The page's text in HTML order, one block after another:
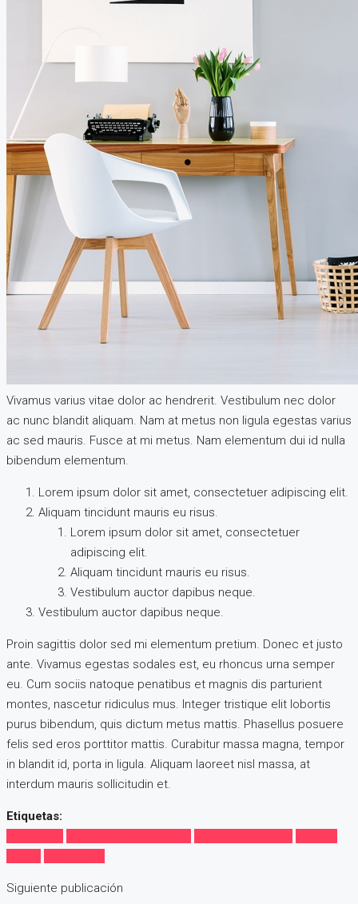
Vivamus varius vitae dolor ac hendrerit. Vestibulum nec dolor
ac nunc blandit aliquam. Nam at metus non ligula egestas varius
ac sed mauris. Fusce at mi metus. Nam elementum dui id nulla
bibendum elementum.
Lorem ipsum dolor sit amet, consectetuer adipiscing elit.
Aliquam tincidunt mauris eu risus.
Lorem ipsum dolor sit amet, consectetuer
adipiscing elit.
Aliquam tincidunt mauris eu risus.
Vestibulum auctor dapibus neque.
Vestibulum auctor dapibus neque.
Proin sagittis dolor sed mi elementum pretium. Donec et justo
ante. Vivamus egestas sodales est, eu rhoncus urna semper
eu. Cum sociis natoque penatibus et magnis dis parturient
montes, nascetur ridiculus mus. Integer tristique elit lobortis
purus bibendum, quis dictum metus mattis. Phasellus posuere
felis sed eros porttitor mattis. Curabitur massa magna, tempor
in blandit id, porta in ligula. Aliquam laoreet nisl massa, at
interdum mauris sollicitudin et.
Etiquetas:
Siguiente publicación